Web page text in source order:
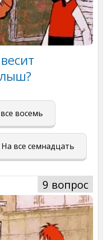
восемь
На все семнадцать
9 вопрос